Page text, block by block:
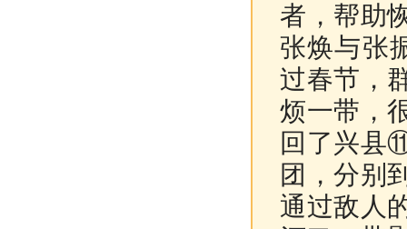
者，帮助
张焕与张
过春节，
烦一带，
回了兴县
团，分别
通过敌人